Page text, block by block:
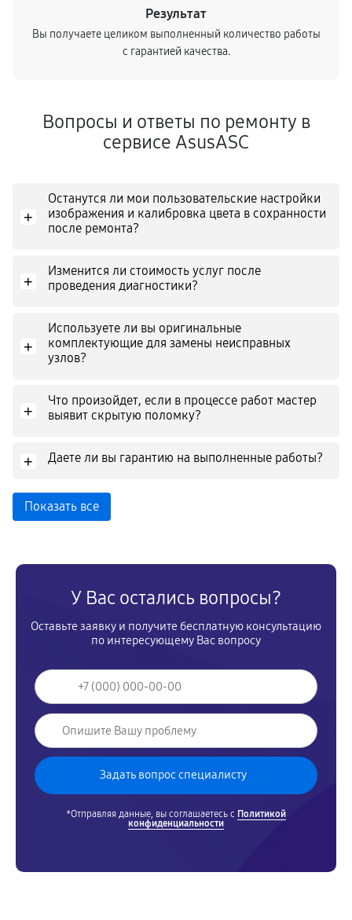
Результат
Вы получаете целиком выполненный количество работы
с гарантией качества.
Вопросы и ответы по ремонту в
сервисе AsusASC
+
Останутся ли мои пользовательские настройки
изображения и калибровка цвета в сохранности
после ремонта?
+
Изменится ли стоимость услуг после
проведения диагностики?
+
Используете ли вы оригинальные
комплектующие для замены неисправных
узлов?
+
Что произойдет, если в процессе работ мастер
выявит скрытую поломку?
+ Даете ли вы гарантию на выполненные работы?
Показать все
У Вас остались вопросы?
Оставьте заявку и получите бесплатную консультацию
по интересующему Вас вопросу
*Отправляя данные, вы соглашаетесь с Политикой
конфиденциальности